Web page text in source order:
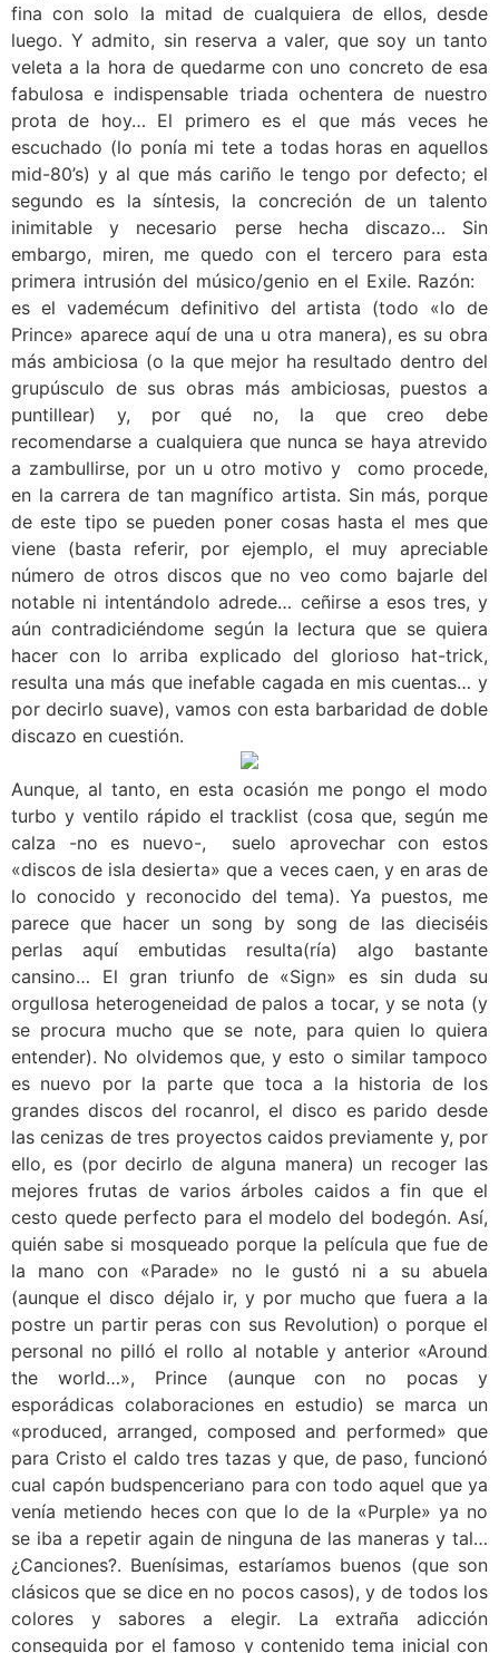
fina con solo la mitad de cualquiera de ellos, desde
luego. Y admito, sin reserva a valer, que soy un tanto
veleta a la hora de quedarme con uno concreto de esa
fabulosa e indispensable triada ochentera de nuestro
prota de hoy… El primero es el que más veces he
escuchado (lo ponía mi tete a todas horas en aquellos
mid-80’s) y al que más cariño le tengo por defecto; el
segundo es la síntesis, la concreción de un talento
inimitable y necesario perse hecha discazo… Sin
embargo, miren, me quedo con el tercero para esta
primera intrusión del músico/genio en el Exile. Razón:
es el vademécum definitivo del artista (todo «lo de
Prince» aparece aquí de una u otra manera), es su obra
más ambiciosa (o la que mejor ha resultado dentro del
grupúsculo de sus obras más ambiciosas, puestos a
puntillear) y, por qué no, la que creo debe
recomendarse a cualquiera que nunca se haya atrevido
a zambullirse, por un u otro motivo y como procede,
en la carrera de tan magnífico artista. Sin más, porque
de este tipo se pueden poner cosas hasta el mes que
viene (basta referir, por ejemplo, el muy apreciable
número de otros discos que no veo como bajarle del
notable ni intentándolo adrede… ceñirse a esos tres, y
aún contradiciéndome según la lectura que se quiera
hacer con lo arriba explicado del glorioso hat-trick,
resulta una más que inefable cagada en mis cuentas… y
por decirlo suave), vamos con esta barbaridad de doble
discazo en cuestión.
Aunque, al tanto, en esta ocasión me pongo el modo
turbo y ventilo rápido el tracklist (cosa que, según me
calza -no es nuevo-, suelo aprovechar con estos
«discos de isla desierta» que a veces caen, y en aras de
lo conocido y reconocido del tema). Ya puestos, me
parece que hacer un song by song de las dieciséis
perlas aquí embutidas resulta(ría) algo bastante
cansino… El gran triunfo de «Sign» es sin duda su
orgullosa heterogeneidad de palos a tocar, y se nota (y
se procura mucho que se note, para quien lo quiera
entender). No olvidemos que, y esto o similar tampoco
es nuevo por la parte que toca a la historia de los
grandes discos del rocanrol, el disco es parido desde
las cenizas de tres proyectos caidos previamente y, por
ello, es (por decirlo de alguna manera) un recoger las
mejores frutas de varios árboles caidos a fin que el
cesto quede perfecto para el modelo del bodegón. Así,
quién sabe si mosqueado porque la película que fue de
la mano con «Parade» no le gustó ni a su abuela
(aunque el disco déjalo ir, y por mucho que fuera a la
postre un partir peras con sus Revolution) o porque el
personal no pilló el rollo al notable y anterior «Around
the world…», Prince (aunque con no pocas y
esporádicas colaboraciones en estudio) se marca un
«produced, arranged, composed and performed» que
para Cristo el caldo tres tazas y que, de paso, funcionó
cual capón budspenceriano para con todo aquel que ya
venía metiendo heces con que lo de la «Purple» ya no
se iba a repetir again de ninguna de las maneras y tal…
¿Canciones?. Buenísimas, estaríamos buenos (que son
clásicos que se dice en no pocos casos), y de todos los
colores y sabores a elegir. La extraña adicción
conseguida por el famoso y contenido tema inicial con